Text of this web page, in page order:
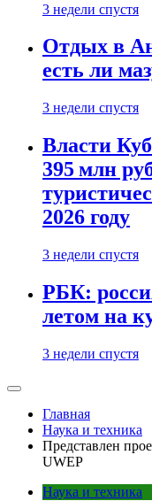
3 недели спустя
Отдых в
есть ли
3 недели спустя
Власти
395 млн
2026 году
3 недели спустя
РБК:
летом на
3 недели спустя
Главная
Наука и техника
Представлен
UWEP
Наука и техника